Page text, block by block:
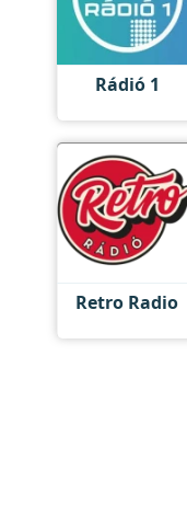
Rádió 1
Retro Radio